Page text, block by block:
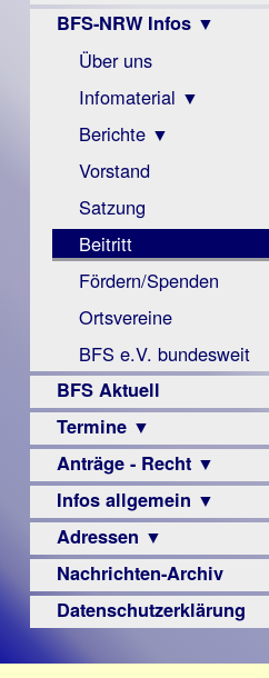
BFS-NRW Infos ▼
Über uns
Infomaterial ▼
Visus
Zeitschrift
Monokular
Mac
Instagram-
Links
Berichte ▼
Archiv
Berichte
Vorstand
Satzung
Beitritt
Fördern/Spenden
Ortsvereine
BFS e.V. bundesweit
BFS Aktuell
Termine ▼
Anträge - Recht ▼
Archiv
Urteile
Infos allgemein ▼
Sehbehinderung
Frühförderung
Schule
–
Adressen ▼
Augenoptiker
Berufsbildungswerke
Nachrichten-Archiv
Datenschutzerklärung